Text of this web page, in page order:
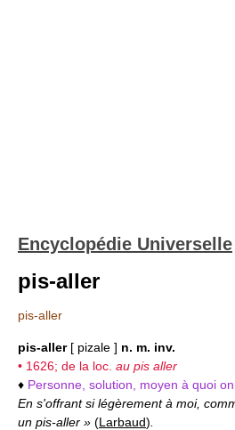
Encyclopédie Universelle
pis-aller
pis-aller
pis-aller[ pizale ] n. m. inv.
• 1626; de la loc. au pis aller
♦ Personne, solution, moyen à quoi
En s'offrant si légèrement à moi,
un pis-aller » (Larbaud)